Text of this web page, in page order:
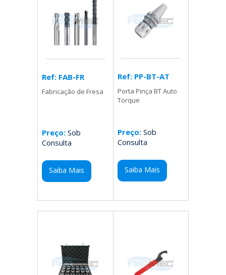
Ref: FAB-FR
Fabricação de Fresa
Preço: Sob
Consulta
Saiba Mais
Ref: PP-BT-AT
Porta Pinça BT Auto
Torque
Preço:Sob
Consulta
Saiba Mais